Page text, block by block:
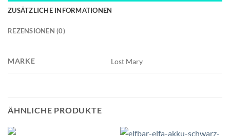
ZUSÄTZLICHE INFORMATIONEN
REZENSIONEN (0)
MARKE Lost Mary
ÄHNLICHE PRODUKTE